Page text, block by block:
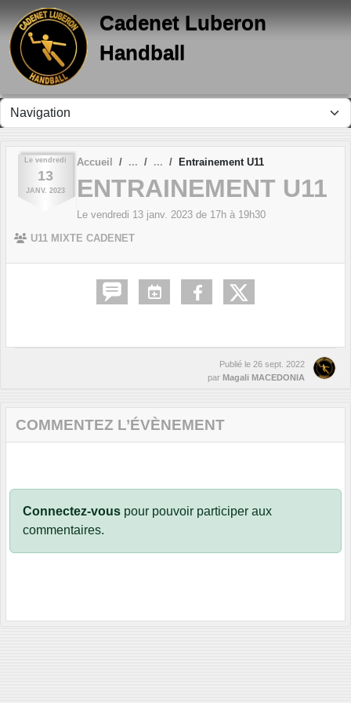
Cadenet Luberon
Handball
Le vendredi
13
JANV. 2023
Accueil Entrainement U11
ENTRAINEMENT U11
Le vendredi 13 janv. 2023 de 17h à 19h30
U11 MIXTE CADENET
Publié le 26 sept. 2022
par Magali MACEDONIA
COMMENTEZ L’ÉVÈNEMENT
Connectez-vous pour pouvoir participer aux
commentaires.
Panneau de gestion des cookies